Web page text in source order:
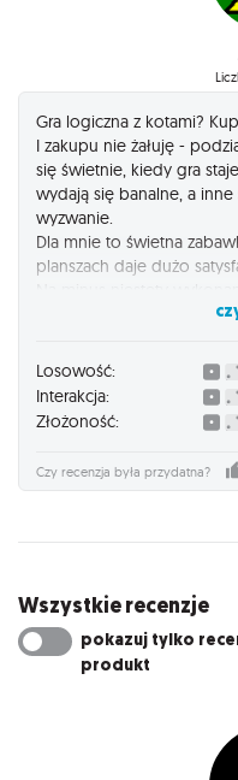
Gra logiczna z kotami?
I zakupu nie żałuję -
się świetnie, kiedy gra
wydają się banalne, a
wyzwanie.
Dla mnie to świetna
planszach daje dużo
brakuje pełnej informacji
Losowość:
Interakcja:
Złożoność:
Czy recenzja była przydatna?
Wszystkie recenzje
pokazuj tylko
produkt